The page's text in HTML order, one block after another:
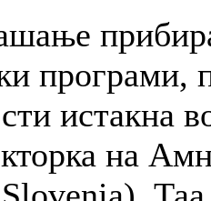
програми,
истакна
на